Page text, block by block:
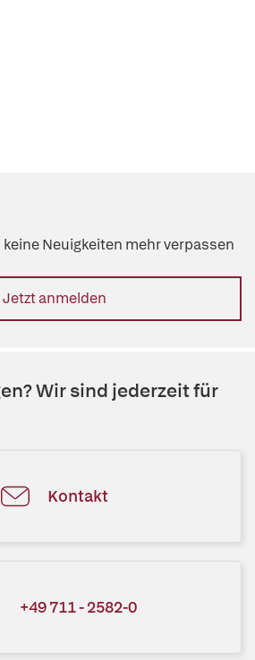
Neuigkeiten mehr verpassen
Jetzt anmelden
Wir sind jederzeit für
Kontakt
+49 711 - 2582-0